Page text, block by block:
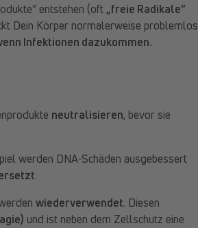
entstehen (oft „freie Radikale“
Dein Körper normalerweise problemlos
Infektionen dazukommen.
neutralisieren, bevor sie
werden DNA-Schäden ausgebessert
.
wiederverwendet. Diesen
und ist neben dem Zellschutz eine